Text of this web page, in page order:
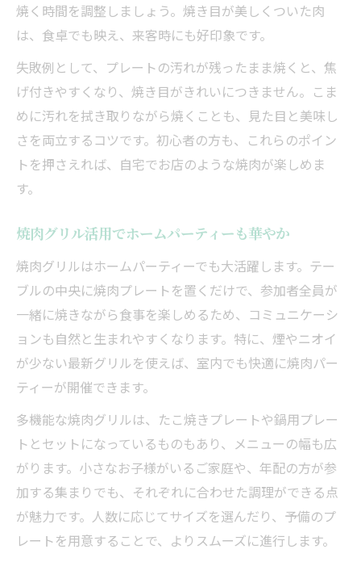
焼く時間を調整しましょう。焼き目が美しくついた肉
は、食卓でも映え、来客時にも好印象です。
失敗例として、プレートの汚れが残ったまま焼くと、焦
げ付きやすくなり、焼き目がきれいにつきません。こま
めに汚れを拭き取りながら焼くことも、見た目と美味し
さを両立するコツです。初心者の方も、これらのポイン
トを押さえれば、自宅でお店のような焼肉が楽しめま
す。
焼肉グリル活用でホームパーティーも華やか
焼肉グリルはホームパーティーでも大活躍します。テー
ブルの中央に焼肉プレートを置くだけで、参加者全員が
一緒に焼きながら食事を楽しめるため、コミュニケーシ
ョンも自然と生まれやすくなります。特に、煙やニオイ
が少ない最新グリルを使えば、室内でも快適に焼肉パー
ティーが開催できます。
多機能な焼肉グリルは、たこ焼きプレートや鍋用プレー
トとセットになっているものもあり、メニューの幅も広
がります。小さなお子様がいるご家庭や、年配の方が参
加する集まりでも、それぞれに合わせた調理ができる点
が魅力です。人数に応じてサイズを選んだり、予備のプ
レートを用意することで、よりスムーズに進行します。